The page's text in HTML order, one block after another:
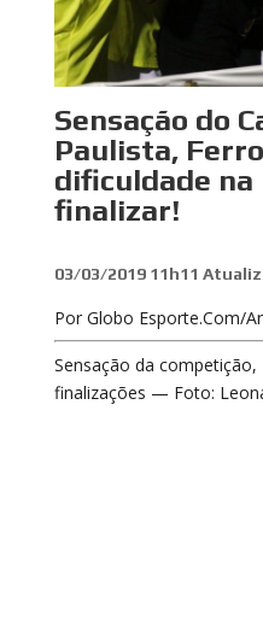
Sensação do
Paulista,
dificuldade na
finalizar!
03/03/2019 11h11
Por Globo Esporte.Com/
Sensação da
finalizações — Foto: